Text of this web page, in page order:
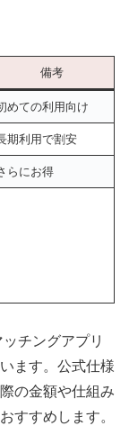
備考
めての利用向け
期利用で割安
らにお得
チングアプリ
ます。公式仕様
の金額や仕組み
すすめします。